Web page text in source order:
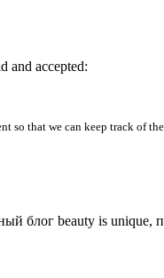
and accepted:
so that we can keep track of
блог beauty is